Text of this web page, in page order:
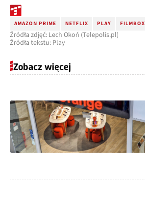
AMAZON PRIME NETFLIX PLAY FILMBOX
Źródła zdjęć: Lech Okoń (Telepolis.pl)
Źródła tekstu: Play
Zobacz więcej